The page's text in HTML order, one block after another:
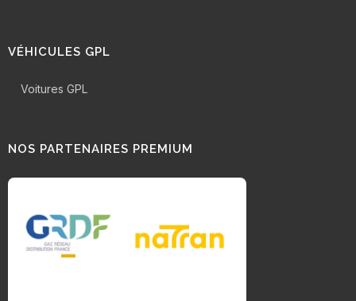
VÉHICULES GPL
Voitures GPL
NOS PARTENAIRES PREMIUM